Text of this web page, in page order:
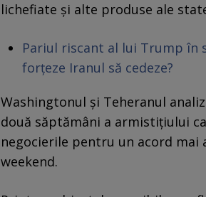
lichefiate și alte produse ale
Pariul riscant al lui Trump în
forțeze Iranul să cedeze?
Washingtonul și Teheranul
două săptămâni a armistițiului
negocierile pentru un acord
weekend.